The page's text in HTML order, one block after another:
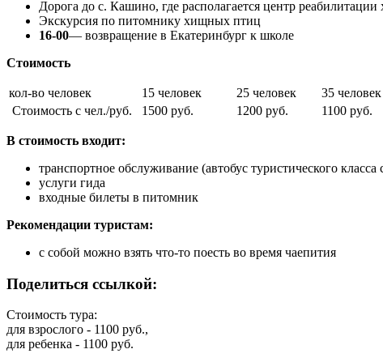
Дорога до с. Кашино, где располагается центр
Экскурсия по питомнику хищных птиц
16-00— возвращение в Екатеринбург к школе
Стоимость
кол-во человек 15 человек 25 человек
35 человек
Стоимость с чел./руб.
1500 руб. 1200 руб. 1100 руб.
В стоимость входит:
транспортное обслуживание (автобус туристического
услуги гида
входные билеты в питомник
Рекомендации туристам:
с собой можно взять что-то поесть во время чаепития
Поделиться ссылкой:
Стоимость тура:
для взрослого - 1100 руб.,
для ребенка - 1100 руб.